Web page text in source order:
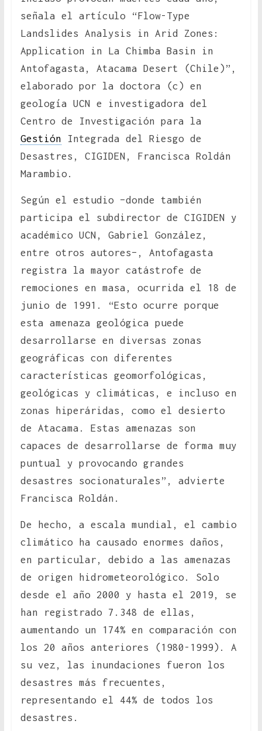
señala el artículo “Flow-Type
Landslides Analysis in Arid Zones:
Application in La Chimba Basin in
Antofagasta, Atacama Desert (Chile)”,
elaborado por la doctora (c) en
geología UCN e investigadora del
Centro de Investigación para la
Gestión Integrada del Riesgo de
Desastres, CIGIDEN, Francisca Roldán
Marambio.
Según el estudio –donde también
participa el subdirector de CIGIDEN y
académico UCN, Gabriel González,
entre otros autores–, Antofagasta
registra la mayor catástrofe de
remociones en masa, ocurrida el 18 de
junio de 1991. “Esto ocurre porque
esta amenaza geológica puede
desarrollarse en diversas zonas
geográficas con diferentes
características geomorfológicas,
geológicas y climáticas, e incluso en
zonas hiperáridas, como el desierto
de Atacama. Estas amenazas son
capaces de desarrollarse de forma muy
puntual y provocando grandes
desastres socionaturales”, advierte
Francisca Roldán.
De hecho, a escala mundial, el cambio
climático ha causado enormes daños,
en particular, debido a las amenazas
de origen hidrometeorológico. Solo
desde el año 2000 y hasta el 2019, se
han registrado 7.348 de ellas,
aumentando un 174% en comparación con
los 20 años anteriores (1980-1999). A
su vez, las inundaciones fueron los
desastres más frecuentes,
representando el 44% de todos los
desastres.